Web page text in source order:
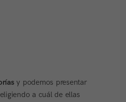
y podemos presentar
a cuál de ellas